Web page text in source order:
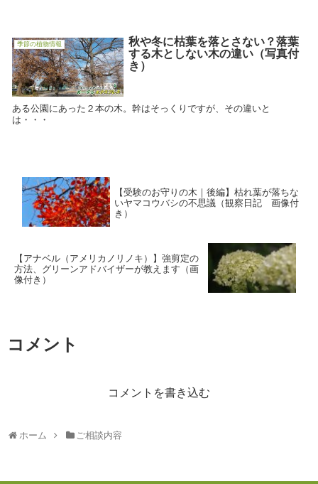
季節の植物情報
秋や冬に枯葉を落とさない？落葉
する木としない木の違い（写真付
き）
ある公園にあった２本の木。幹はそっくりですが、その違いと
は・・・
【受験のお守りの木｜後編】枯れ葉が落ちな
いヤマコウバシの不思議（観察日記 画像付
き）
【アナベル（アメリカノリノキ）】強剪定の
方法、グリーンアドバイザーが教えます（画
像付き）
コメント
コメントを書き込む
ホーム ご相談内容